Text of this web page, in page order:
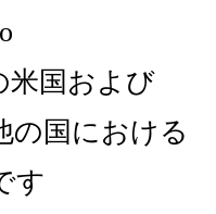
米国および
おける
す